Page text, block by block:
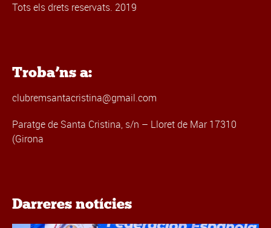
Tots els drets reservats. 2019
Troba’ns a:
clubremsantacristina@gmail.com
Paratge de Santa Cristina, s/n – Lloret de Mar 17310
(Girona
Darreres notícies